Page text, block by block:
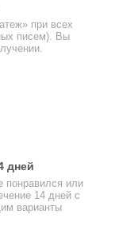
при всех
писем). Вы
дней
понравился или
14 дней с
варианты